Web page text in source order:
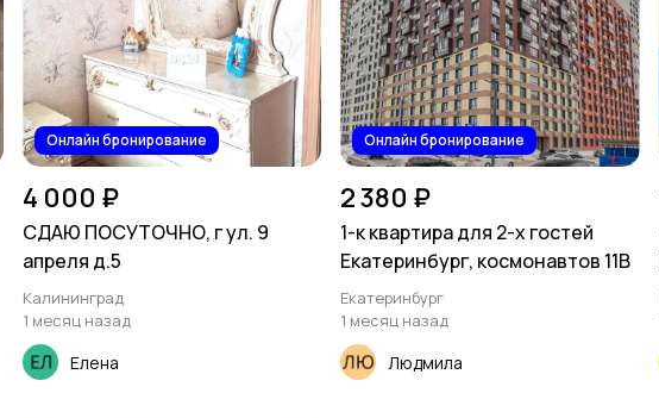
Онлайн бронирование
4 000 ₽
СДАЮ ПОСУТОЧНО, г ул. 9
апреля д.5
Калининград
1 месяц назад
Елена
Онлайн бронирование
2 380 ₽
1-к квартира для 2-х гостей
Екатеринбург, космонавтов 11В
Екатеринбург
1 месяц назад
Людмила